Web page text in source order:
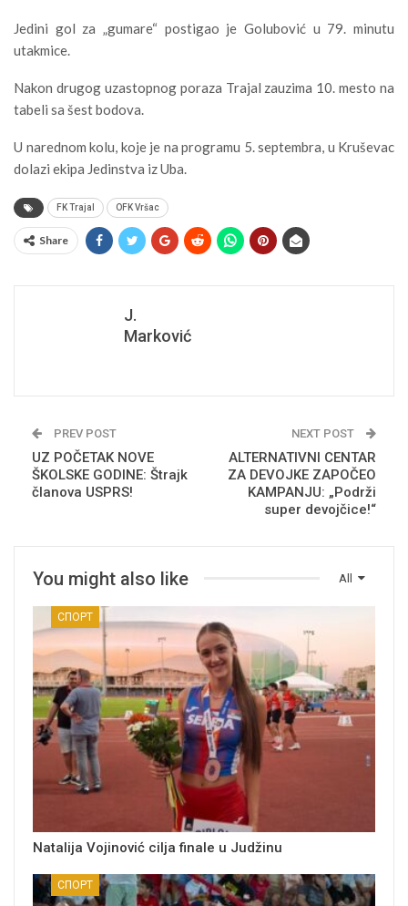
Jedini gol za „gumare“ postigao je Golubović u 79. minutu
utakmice.
Nakon drugog uzastopnog poraza Trajal zauzima 10. mesto na
tabeli sa šest bodova.
U narednom kolu, koje je na programu 5. septembra, u Kruševac
dolazi ekipa Jedinstva iz Uba.
FK Trajal OFK Vršac
Share
J.
Marković
PREV POST
UZ POČETAK NOVE
ŠKOLSKE GODINE: Štrajk
članova USPRS!
NEXT POST
ALTERNATIVNI CENTAR
ZA DEVOJKE ZAPOČEO
KAMPANJU: „Podrži
super devojčice!“
All
You might also like
СПОРТ
Natalija Vojinović cilja finale u Judžinu
СПОРТ